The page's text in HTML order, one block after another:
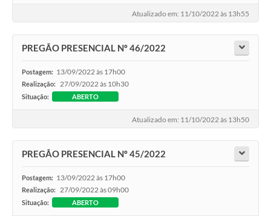
Atualizado em: 11/10/2022 às 13h55
PREGÃO PRESENCIAL Nº 46/2022
Postagem: 13/09/2022 às 17h00
Realização: 27/09/2022 às 10h30
Situação: ABERTO
Atualizado em: 11/10/2022 às 13h50
PREGÃO PRESENCIAL Nº 45/2022
Postagem: 13/09/2022 às 17h00
Realização: 27/09/2022 às 09h00
Situação: ABERTO